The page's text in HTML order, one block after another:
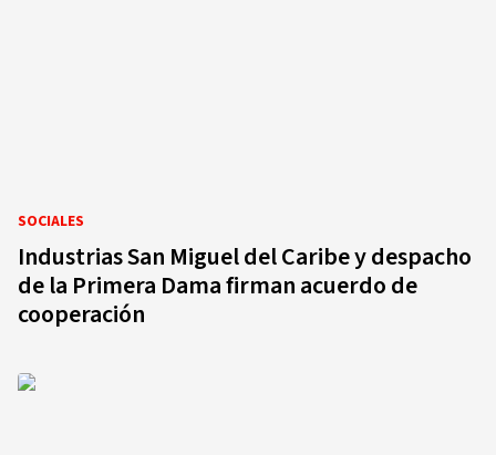
SOCIALES
Industrias San Miguel del Caribe y despacho
de la Primera Dama firman acuerdo de
cooperación